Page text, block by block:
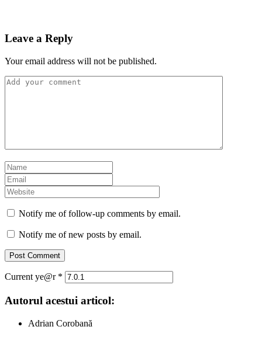
Leave a Reply
Your email address will not be published.
Notify me of follow-up comments by email.
Notify me of new posts by email.
Current ye@r *
Autorul acestui articol:
Adrian Corobană